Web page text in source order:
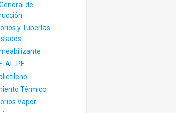
de
y Tuberías
AL-PE
Térmico
Vapor